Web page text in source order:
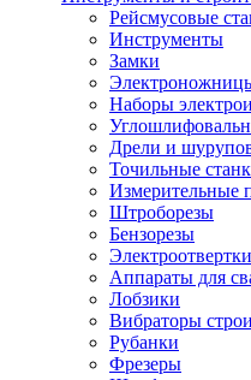
Рейсмусовые
Инструменты
Замки
Наборы
Дрели и
Точильные
Измерительные
Штроборезы
Бензорезы
Электроотвертки
Аппараты для
Лобзики
Вибраторы
Рубанки
Фрезеры